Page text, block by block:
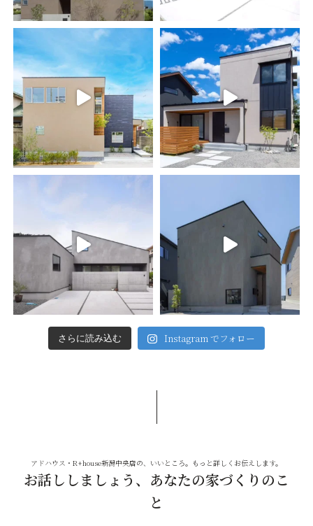
さらに読み込む Instagram でフォロー
アドハウス・R+house新潟中央店の、いいところ。もっと詳しくお伝えします。
お話ししましょう、あなたの家づくりのこ
と